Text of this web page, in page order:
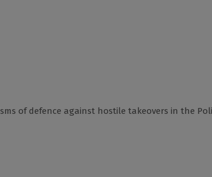
of defence against hostile takeovers in the